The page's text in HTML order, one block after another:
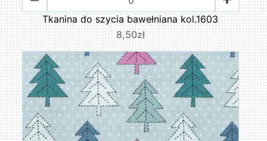
Tkanina do szycia bawełniana kol.1603
8,50zł